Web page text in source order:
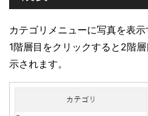
カテゴリメニューに写真を表示
1階層目をクリックすると2階
示されます。